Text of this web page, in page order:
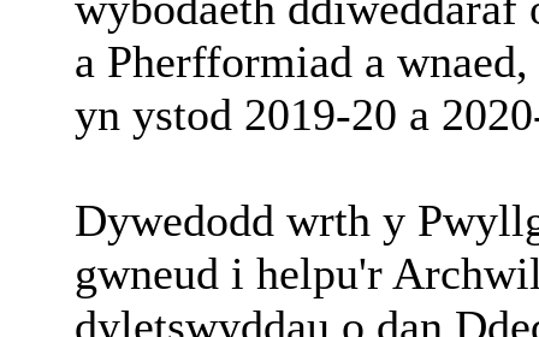
a Pherfformiad a
yn ystod 2019-20 a
Dywedodd wrth y
gwneud i helpu'r
dyletswyddau o dan